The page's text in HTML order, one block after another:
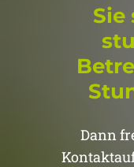
Sie
Dann